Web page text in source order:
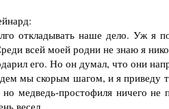
откладывать наше дело. Уж я
всей моей родни не знаю я
его. Но он думал, что они
мы скорым шагом, и я приведу
но медведь-простофиля ничего